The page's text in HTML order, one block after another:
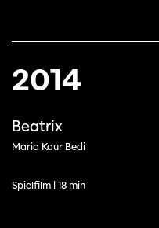
2014
Beatrix
Maria Kaur Bedi
Spielfilm | 18 min